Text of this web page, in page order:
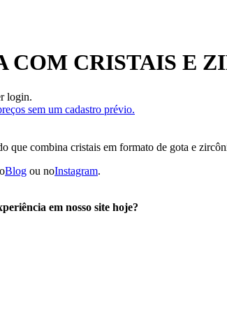
COM CRISTAIS E
login.
sem um cadastro prévio.
que combina cristais em formato de gota e
Blog ou noInstagram.
em nosso site hoje?